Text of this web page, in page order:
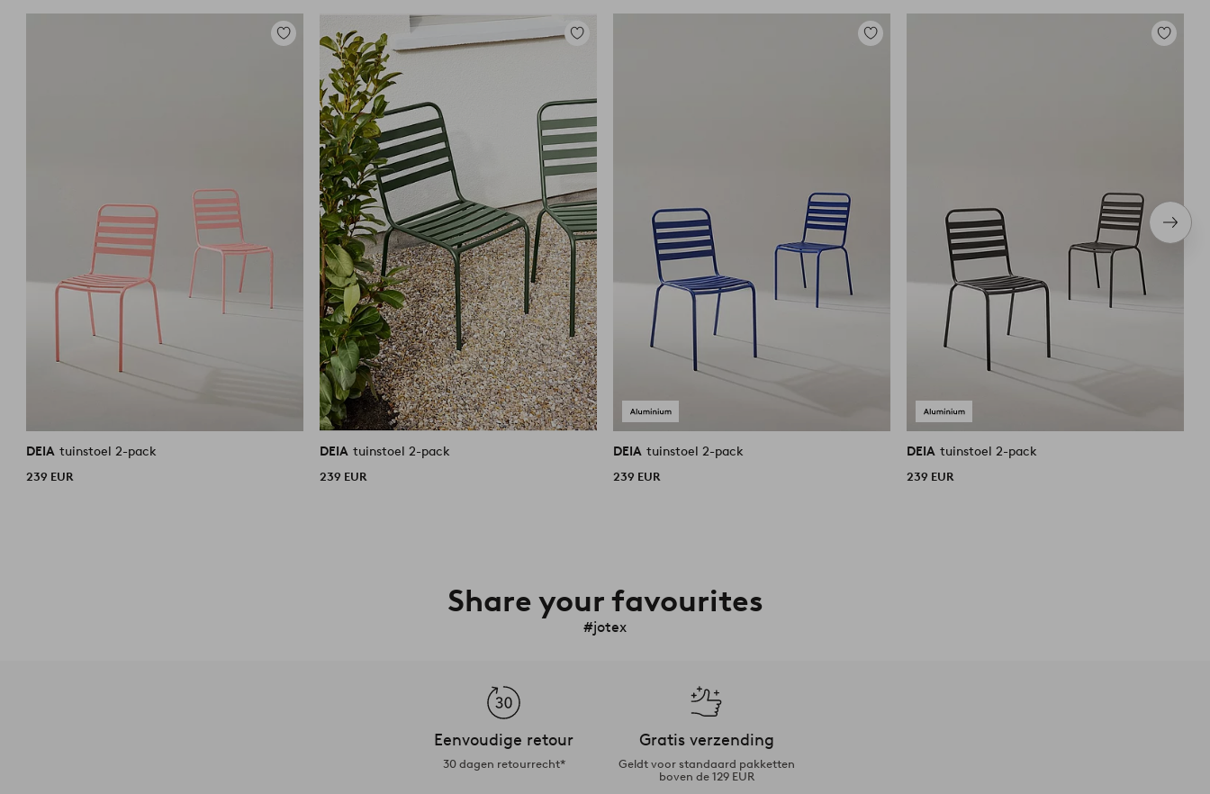
Toevoegen
favorieten
DEIA tuinstoel 2-pack
239 EUR
Toevoegen
DEIA tuinstoel 2-pack
239 EUR
Toevoegen
DEIA tuinstoel 2-pack
239 EUR
DEIA tuinstoel 2-pack
239 EUR
item
Share your favourites
#jotex
Eenvoudige retour
30 dagen retourrecht*
Gratis verzending
Geldt voor standaard pakketten
boven de 129 EUR